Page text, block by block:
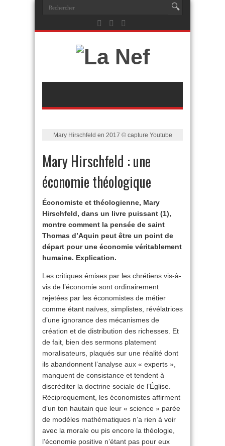
Mary Hirschfeld en 2017 © capture Youtube
Mary Hirschfeld : une
économie théologique
Économiste et théologienne, Mary
Hirschfeld, dans un livre puissant (1),
montre comment la pensée de saint
Thomas d’Aquin peut être un point de
départ pour une économie véritablement
humaine. Explication.
Les critiques émises par les chrétiens vis-à-
vis de l’économie sont ordinairement
rejetées par les économistes de métier
comme étant naïves, simplistes, révélatrices
d’une ignorance des mécanismes de
création et de distribution des richesses. Et
de fait, bien des sermons platement
moralisateurs, plaqués sur une réalité dont
ils abandonnent l’analyse aux « experts »,
manquent de consistance et tendent à
discréditer la doctrine sociale de l’Église.
Réciproquement, les économistes affirment
d’un ton hautain que leur « science » parée
de modèles mathématiques n’a rien à voir
avec la morale ou pis encore la théologie,
l’économie positive n’étant pas pour eux